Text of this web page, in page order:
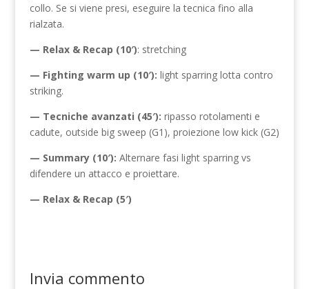
collo. Se si viene presi, eseguire la tecnica fino alla
rialzata.
— Relax & Recap (10′): stretching
— Fighting warm up (10′): light sparring lotta contro
striking.
— Tecniche avanzati (45′): ripasso rotolamenti e
cadute, outside big sweep (G1), proiezione low kick (G2)
— Summary (10′): Alternare fasi light sparring vs
difendere un attacco e proiettare.
— Relax & Recap (5′)
Invia commento